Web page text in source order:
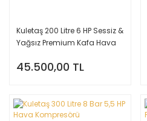
Kuletaş 200 Litre 6 HP Sessiz &
Yağsız Premium Kafa Hava
45.500,00 TL